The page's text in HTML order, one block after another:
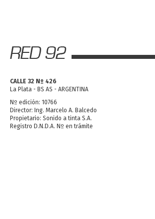
CALLE 32 Nº 426
La Plata - BS AS - ARGENTINA
Nº edición: 10766
Director: Ing. Marcelo A. Balcedo
Propietario: Sonido a tinta S.A.
Registro D.N.D.A. Nº en trámite